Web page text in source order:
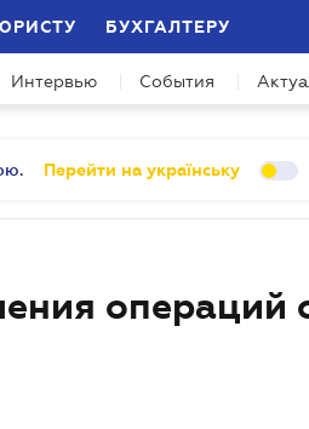
БУХГАЛТЕРУ
Интервью События
Перейти на українську
операций